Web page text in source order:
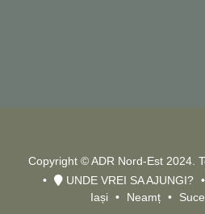
Copyright © ADR Nord-Est 2024.
UNDE VREI SA AJUNGI?
Iași
Neamț